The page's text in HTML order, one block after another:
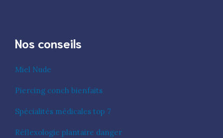
Nos conseils
Miel Nude
Piercing conch bienfaits
Spécialités médicales top 7
Réflexologie plantaire danger